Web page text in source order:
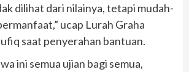
dilihat dari nilainya, tetapi mudah-
ucap Lurah Graha
saat penyerahan bantuan.
ini semua ujian bagi semua,